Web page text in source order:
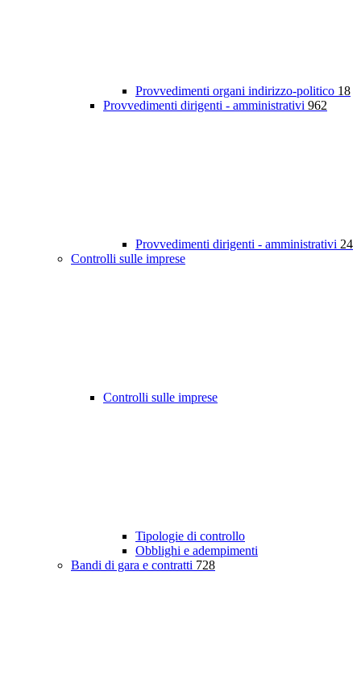
Provvedimenti organi indirizzo-politico 18
Provvedimenti dirigenti - amministrativi 962
Provvedimenti dirigenti - amministrativi 24
Controlli sulle imprese
Controlli sulle imprese
Tipologie di controllo
Obblighi e adempimenti
Bandi di gara e contratti 728